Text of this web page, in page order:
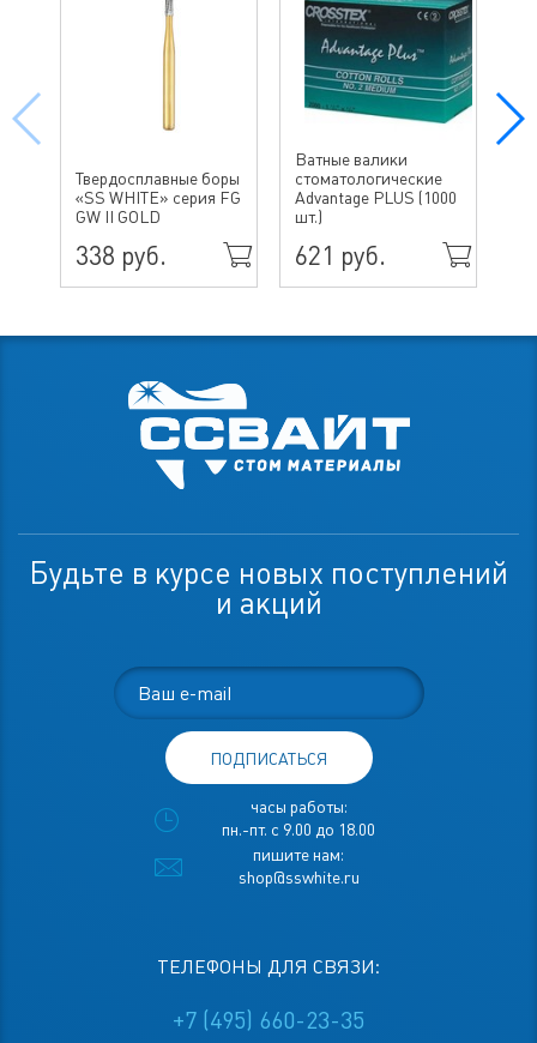
Твердосплавные боры
«SS WHITE» серия FG
GW II GOLD
338 руб.
Ватные валики
стоматологические
Advantage PLUS (1000
шт.)
621 руб.
Будьте в курсе новых поступлений
и акций
ПОДПИСАТЬСЯ
часы работы:
пн.-пт. с 9.00 до 18.00
пишите нам:
shop@sswhite.ru
ТЕЛЕФОНЫ ДЛЯ СВЯЗИ:
+7 (495) 660-23-35